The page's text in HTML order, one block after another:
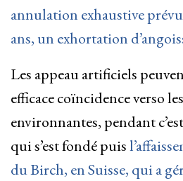
annulation exhaustive
ans, un exhortation
Les appeau artificiels
efficace coïncidence verso
environnantes, pendant
qui s’est fondé puis
du Birch, en Suisse, qui a